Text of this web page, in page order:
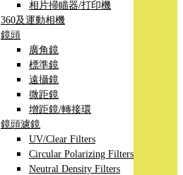
相片掃瞄器/打印機
360及運動相機
鏡頭
廣角鏡
標準鏡
遠攝鏡
微距鏡
增距鏡/轉接環
鏡頭濾鏡
UV/Clear Filters
Circular Polarizing Filters
Neutral Density Filters